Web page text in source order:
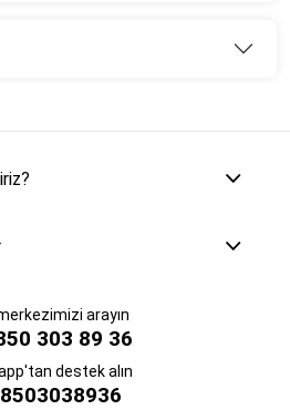
arayın
303 89 36
destek alın